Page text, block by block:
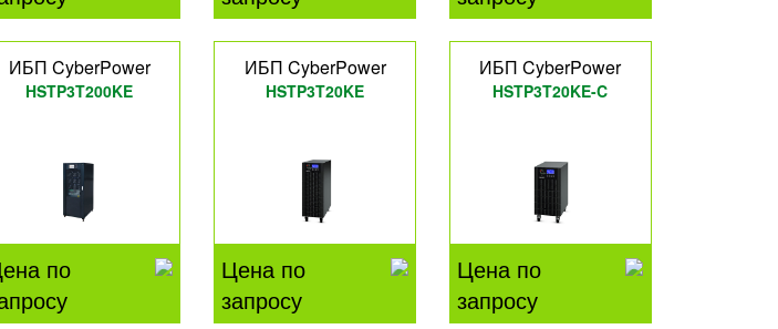
ИБП CyberPower
HSTP3T200KE
по
ИБП CyberPower
HSTP3T20KE
Цена по
запросу
ИБП CyberPower
HSTP3T20KE-C
Цена по
запросу